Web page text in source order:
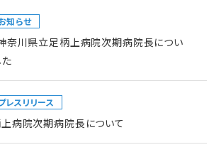
知らせ
奈川県立足柄上病院次期病院長につい
レスリリース
病院次期病院長について